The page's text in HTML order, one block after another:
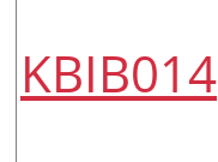
KBIB014